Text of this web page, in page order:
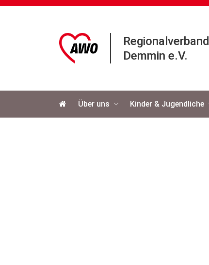
Regionalverband
Demmin e.V.
Über uns Kinder & Jugendliche